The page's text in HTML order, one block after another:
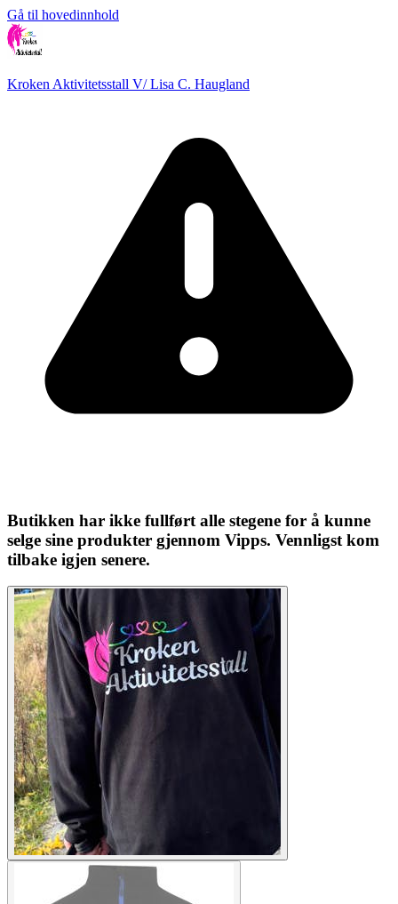
Gå til hovedinnhold
Kroken Aktivitetsstall V/ Lisa C. Haugland
Butikken har ikke fullført alle stegene for å kunne
selge sine produkter gjennom Vipps. Vennligst kom
tilbake igjen senere.